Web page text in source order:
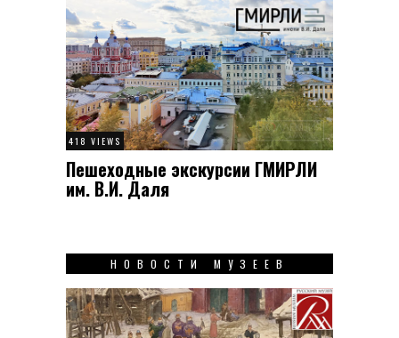
418 VIEWS
Пешеходные экскурсии ГМИРЛИ
им. В.И. Даля
НОВОСТИ МУЗЕЕВ